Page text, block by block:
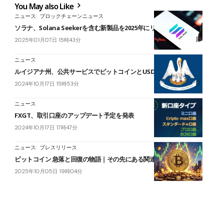
You May also Like
ニュース ブロックチェーンニュース
ソラナ、Solana Seekerを含む新製品を2025年にリリース予定
2025年01月07日 15時43分
ニュース
ルイジアナ州、公共サービスでビットコインとUSDC決済開始
2024年10月17日 15時53分
ニュース
FXGT、取引口座のアップデート予定を発表
2024年10月17日 17時47分
ニュース プレスリリース
ビットコイン 急落と回復の物語｜その先にある関連株 $HYPERとは
2025年10月05日 19時04分